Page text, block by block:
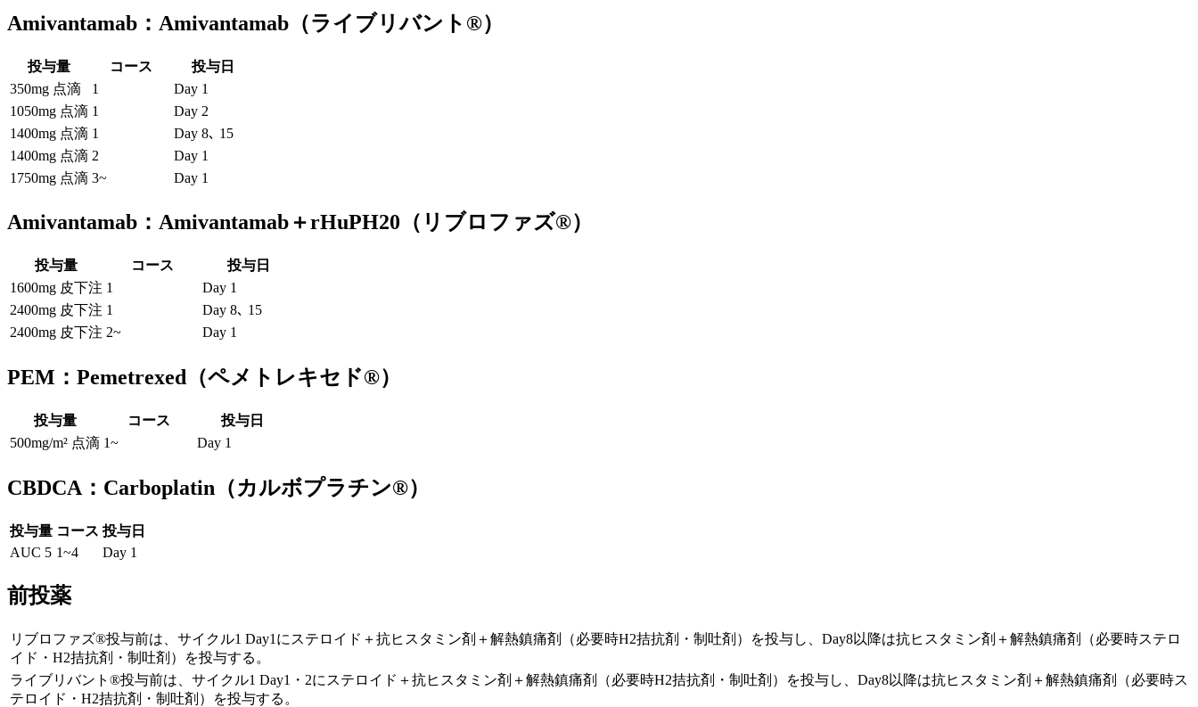
Amivantamab：Amivantamab（ライブリバント®）
投与量 コース
投与日
350mg 点滴
1
Day 1
1050mg 点滴 1
Day 2
1400mg 点滴 1
Day 8､ 15
1400mg 点滴 2
Day 1
1750mg 点滴 3~ Day 1
Amivantamab：Amivantamab＋rHuPH20（リブロファズ®）
投与量 コース
投与日
1600mg 皮下注 1
Day 1
2400mg 皮下注 1
Day 8､ 15
2400mg 皮下注 2~ Day 1
PEM：Pemetrexed（ペメトレキセド®）
投与量 コース
投与日
500mg/m² 点滴 1~ Day 1
CBDCA：Carboplatin（カルボプラチン®）
投与量 コース 投与日
AUC 5 1~4 Day 1
前投薬
リブロファズ®投与前は、サイクル1 Day1にステロイド＋抗ヒスタミン剤＋解熱鎮痛剤（必要時H2拮抗剤・制吐剤）を投与し、Day8以降は抗ヒスタミン剤＋解熱鎮痛剤（必要時ステロ
イド・H2拮抗剤・制吐剤）を投与する。
ライブリバント®投与前は、サイクル1 Day1・2にステロイド＋抗ヒスタミン剤＋解熱鎮痛剤（必要時H2拮抗剤・制吐剤）を投与し、Day8以降は抗ヒスタミン剤＋解熱鎮痛剤（必要時ス
テロイド・H2拮抗剤・制吐剤）を投与する。